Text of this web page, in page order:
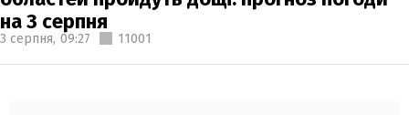
на 3 серпня
3 серпня, 09:27 11001